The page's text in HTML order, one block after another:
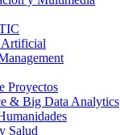
Artificial
Proyectos
& Big Data Analytics
Salud